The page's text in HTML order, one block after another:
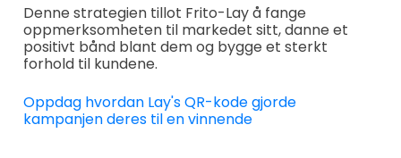
Denne strategien tillot Frito-Lay å fange
oppmerksomheten til markedet sitt, danne et
positivt bånd blant dem og bygge et sterkt
forhold til kundene.
Oppdag hvordan Lay's QR-kode gjorde
kampanjen deres til en vinnende